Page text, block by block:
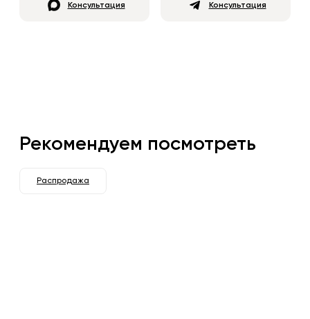
Консультация Консультация
Рекомендуем посмотреть
Распродажа